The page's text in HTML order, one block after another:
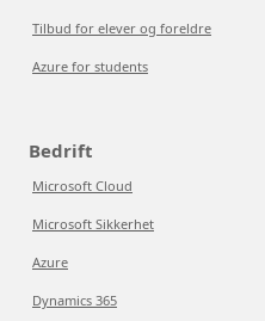
Tilbud for elever og foreldre
Azure for students
Bedrift
Microsoft Cloud
Microsoft Sikkerhet
Azure
Dynamics 365